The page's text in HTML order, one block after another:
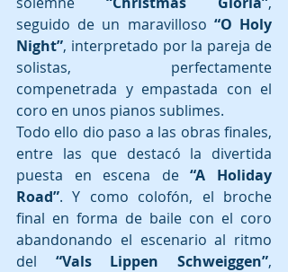
seguido de un maravilloso “O Holy
Night”, interpretado por la pareja de
solistas, perfectamente
compenetrada y empastada con el
coro en unos pianos sublimes.
Todo ello dio paso a las obras finales,
entre las que destacó la divertida
puesta en escena de “A Holiday
Road”. Y como colofón, el broche
final en forma de baile con el coro
abandonando el escenario al ritmo
del “Vals Lippen Schweiggen”,